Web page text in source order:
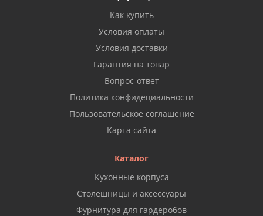
Как купить
Условия оплаты
Условия доставки
Гарантия на товар
Вопрос-ответ
Политика конфидециальности
Пользовательское соглашение
Карта сайта
Каталог
Кухонные корпуса
Столешницы и аксессуары
Фурнитура для гардеробов